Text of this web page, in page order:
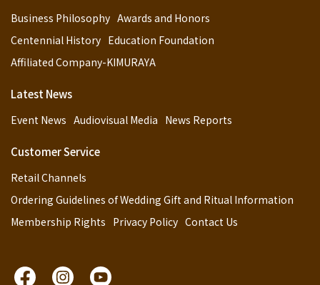
Business Philosophy Awards and Honors
Centennial History Education Foundation
Affiliated Company-KIMURAYA
Latest News
Event News Audiovisual Media News Reports
Customer Service
Retail Channels
Ordering Guidelines of Wedding Gift and Ritual Information
Membership Rights Privacy Policy Contact Us